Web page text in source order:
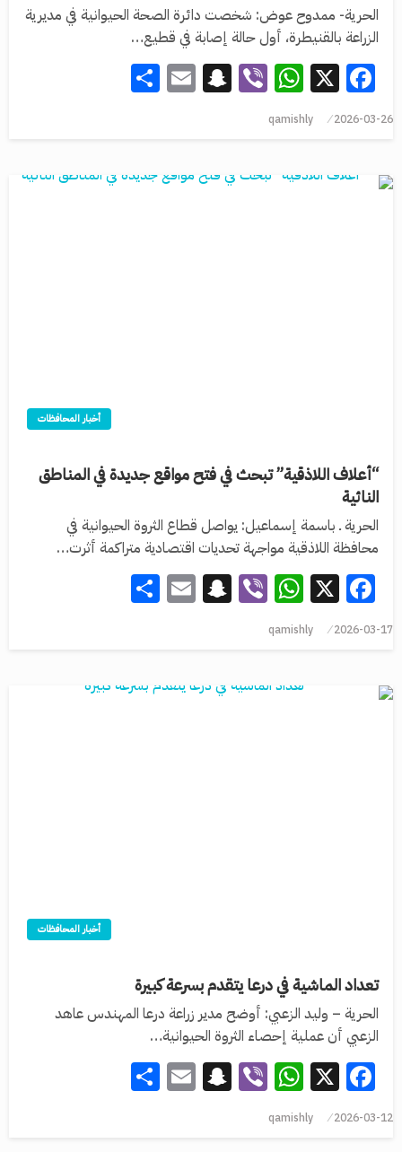
الحرية- ممدوح عوض: شخصت دائرة الصحة الحيوانية في مديرية
الزراعة بالقنيطرة، أول حالة إصابة في قطيع…
Facebook
X
WhatsApp
Viber
Snapchat
Email
2026-03-26
qamishly
أخبار المحافظات
“أعلاف اللاذقية” تبحث في فتح مواقع جديدة في المناطق
النائية
الحرية ـ باسمة إسماعيل: يواصل قطاع الثروة الحيوانية في
محافظة اللاذقية مواجهة تحديات اقتصادية متراكمة أثرت…
Facebook
X
WhatsApp
Viber
Snapchat
Email
2026-03-17
qamishly
أخبار المحافظات
تعداد الماشية في درعا يتقدم بسرعة كبيرة
الحرية – وليد الزعبي: أوضح مدير زراعة درعا المهندس عاهد
الزعبي أن عملية إحصاء الثروة الحيوانية…
Facebook
X
WhatsApp
Viber
Snapchat
Email
2026-03-12
qamishly